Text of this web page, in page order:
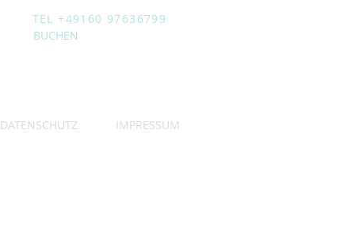
TEL +49160 97636799
BUCHEN
DATENSCHUTZ IMPRESSUM